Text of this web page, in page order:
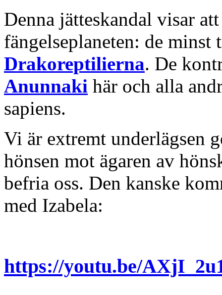
Denna jätteskandal visar
fängelseplaneten: de minst
Drakoreptilierna. De
Anunnaki här och alla
sapiens.
Vi är extremt underlägsen
hönsen mot ägaren av
befria oss. Den kanske
med Izabela:
https://youtu.be/